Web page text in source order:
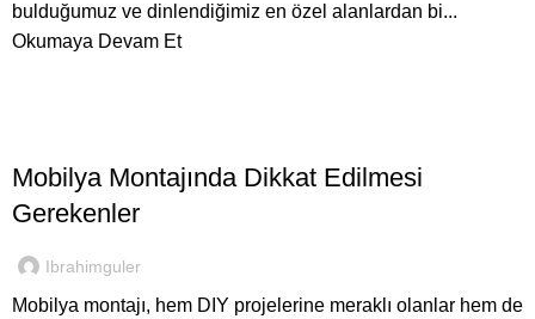
bulduğumuz ve dinlendiğimiz en özel alanlardan bi...
Okumaya Devam Et
Mobilya Montajında Dikkat Edilmesi
Gerekenler
Ibrahimguler
Mobilya montajı, hem DIY projelerine meraklı olanlar hem de